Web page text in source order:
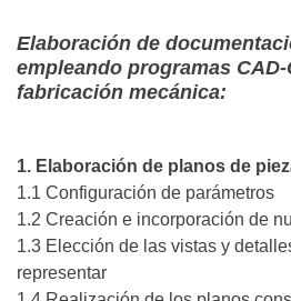
Elaboración de
empleando programas CAD-
fabricación mecánica:
1. Elaboración de planos de
1.1 Configuración de parámetros
1.2 Creación e incorporación de
1.3 Elección de las vistas y
representar